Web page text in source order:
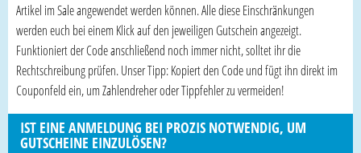
Artikel im Sale angewendet werden können. Alle diese Einschränkungen
werden euch bei einem Klick auf den jeweiligen Gutschein angezeigt.
Funktioniert der Code anschließend noch immer nicht, solltet ihr die
Rechtschreibung prüfen. Unser Tipp: Kopiert den Code und fügt ihn direkt im
Couponfeld ein, um Zahlendreher oder Tippfehler zu vermeiden!
IST EINE ANMELDUNG BEI PROZIS NOTWENDIG, UM
GUTSCHEINE EINZULÖSEN?